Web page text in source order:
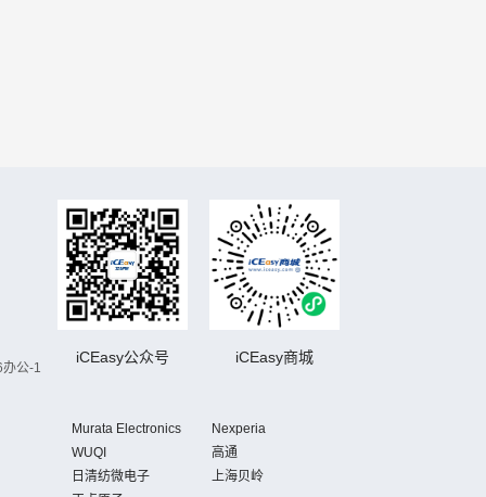
公-1
iCEasy公众号 iCEasy商城
Murata Electronics
Nexperia
WUQI
高通
日清纺微电子
上海贝岭